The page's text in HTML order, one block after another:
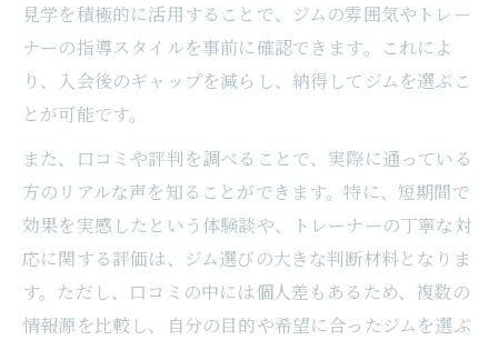
見学を積極的に活用することで、ジムの雰囲気やトレー
ナーの指導スタイルを事前に確認できます。これによ
り、入会後のギャップを減らし、納得してジムを選ぶこ
とが可能です。
また、口コミや評判を調べることで、実際に通っている
方のリアルな声を知ることができます。特に、短期間で
効果を実感したという体験談や、トレーナーの丁寧な対
応に関する評価は、ジム選びの大きな判断材料となりま
す。ただし、口コミの中には個人差もあるため、複数の
情報源を比較し、自分の目的や希望に合ったジムを選ぶ